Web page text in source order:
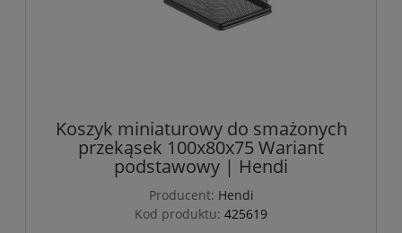
Koszyk miniaturowy do smażonych
przekąsek 100x80x75 Wariant
podstawowy | Hendi
Producent: Hendi
Kod produktu: 425619